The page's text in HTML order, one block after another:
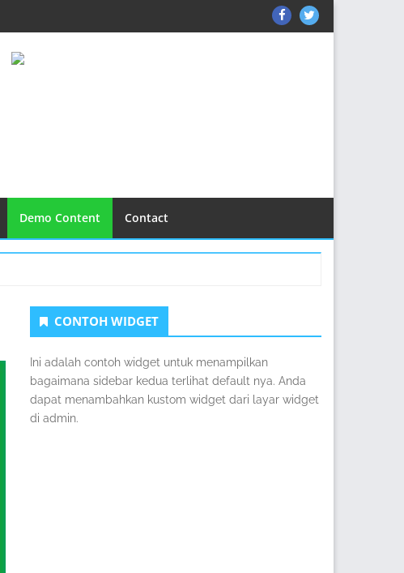
ThemeGrill
on
ThemeGrill
on
Demo Content Contact
Sidebar
Kedua
CONTOH WIDGET
Ini adalah contoh widget untuk menampilkan
bagaimana sidebar kedua terlihat default nya. Anda
dapat menambahkan kustom widget dari layar widget
di admin.